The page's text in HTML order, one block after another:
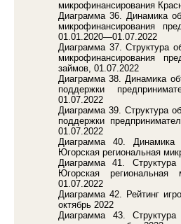
микрофинансирования
Диаграмма 36. Динамика
микрофинансирования
01.01.2020—01.07.2022
Диаграмма 37. Структура
микрофинансирования
займов, 01.07.2022
Диаграмма 38. Динамика
поддержки
01.07.2022
Диаграмма 39. Структура
поддержки
01.07.2022
Диаграмма 40.
Югорская региональная
Диаграмма 41.
Югорская
01.07.2022
Диаграмма 42. Рейтинг
октябрь 2022
Диаграмма 43.